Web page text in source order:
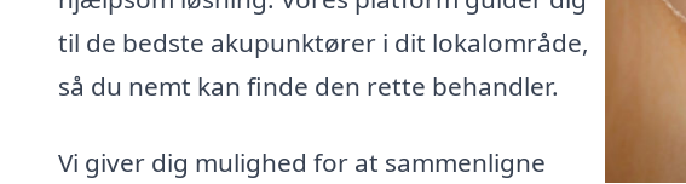
til de bedste akupunktører i dit lokalområde,
så du nemt kan finde den rette behandler.
Vi giver dig mulighed for at sammenligne